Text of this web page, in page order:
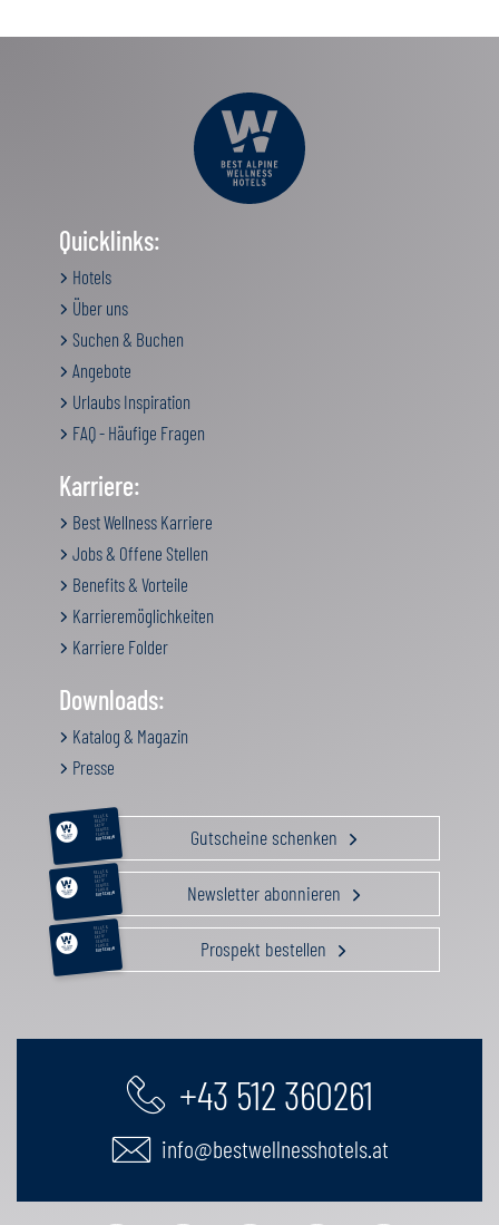
Quicklinks:
Hotels
Über uns
Suchen & Buchen
Angebote
Urlaubs Inspiration
FAQ - Häufige Fragen
Karriere:
Best Wellness Karriere
Jobs & Offene Stellen
Benefits & Vorteile
Karrieremöglichkeiten
Karriere Folder
Downloads:
Katalog & Magazin
Presse
RELAX &
BEAUTY
AKTIV
GENUSS
FAMILIE
GUTSCHEIN Gutscheine schenken
RELAX &
BEAUTY
AKTIV
GENUSS
FAMILIE
GUTSCHEIN Newsletter abonnieren
RELAX &
BEAUTY
AKTIV
GENUSS
FAMILIE
GUTSCHEIN Prospekt bestellen
+43 512 360261
info@bestwellnesshotels.at